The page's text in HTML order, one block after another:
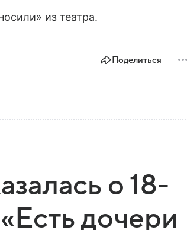
из театра.
Поделиться
о 18-
дочери